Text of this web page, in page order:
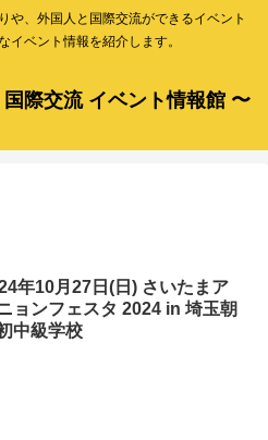
や、外国人と国際交流ができるイベント
イベント情報を紹介します。
際交流 イベント情報館 〜
年10月27日(日) さいたまア
ョンフェスタ 2024 in 埼玉朝
中級学校